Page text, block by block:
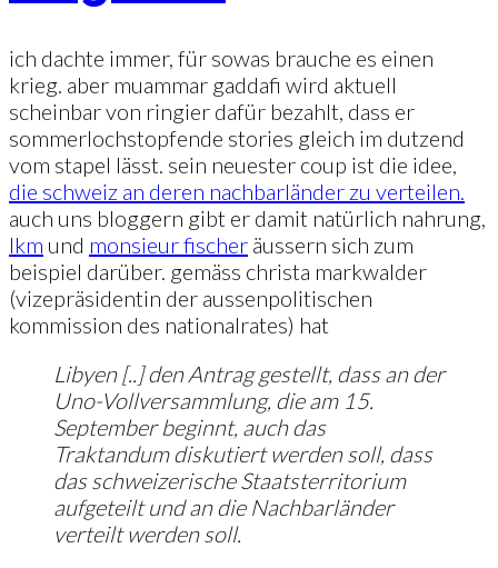
ich dachte immer, für sowas brauche es einen
krieg. aber muammar gaddafi wird aktuell
scheinbar von ringier dafür bezahlt, dass er
sommerlochstopfende stories gleich im dutzend
vom stapel lässt. sein neuester coup ist die idee,
die schweiz an deren nachbarländer zu verteilen.
auch uns bloggern gibt er damit natürlich nahrung,
lkm und monsieur fischer äussern sich zum
beispiel darüber. gemäss christa markwalder
(vizepräsidentin der aussenpolitischen
kommission des nationalrates) hat
Libyen [..] den Antrag gestellt, dass an der
Uno-Vollversammlung, die am 15.
September beginnt, auch das
Traktandum diskutiert werden soll, dass
das schweizerische Staatsterritorium
aufgeteilt und an die Nachbarländer
verteilt werden soll.